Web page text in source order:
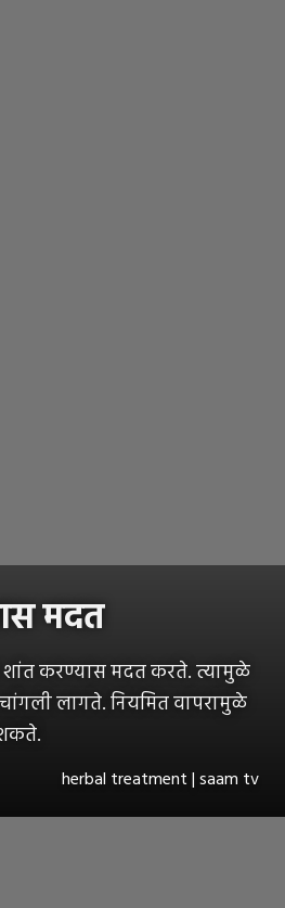
मदत
करण्यास मदत करते. त्यामुळे
लागते. नियमित वापरामुळे
herbal treatment | saam tv